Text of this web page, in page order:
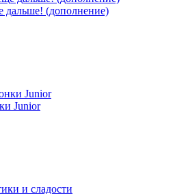
дальше! (дополнение)
Junior